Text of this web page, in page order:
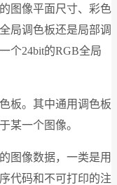
图像平面尺寸、彩色
局调色板还是局部调
个24bit的RGB全局
板。其中通用调色板
某一个图像。
图像数据，一类是用
代码和不可打印的注